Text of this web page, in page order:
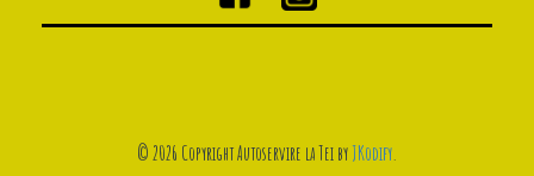
© 2026 Copyright Autoservire la Tei byJKodify.